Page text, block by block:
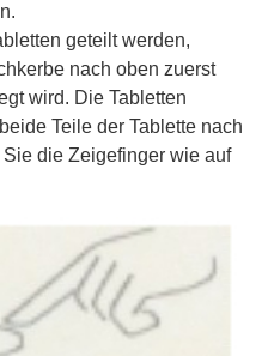
geteilt werden,
nach oben zuerst
wird. Die Tabletten
Teile der Tablette nach
die Zeigefinger wie auf